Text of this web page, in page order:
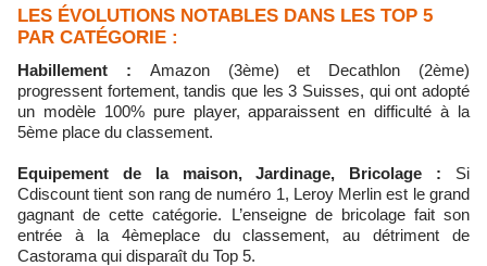
LES ÉVOLUTIONS NOTABLES DANS LES TOP 5
PAR CATÉGORIE :
Habillement : Amazon (3ème) et Decathlon (2ème)
progressent fortement, tandis que les 3 Suisses, qui ont adopté
un modèle 100% pure player, apparaissent en difficulté à la
5ème place du classement.
Equipement de la maison, Jardinage, Bricolage : Si
Cdiscount tient son rang de numéro 1, Leroy Merlin est le grand
gagnant de cette catégorie. L’enseigne de bricolage fait son
entrée à la 4èmeplace du classement, au détriment de
Castorama qui disparaît du Top 5.